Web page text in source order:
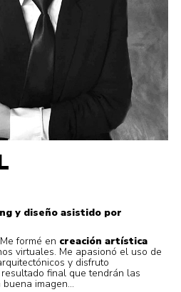
y diseño asistido por
formé en creación artística
virtuales. Me apasionó el uso de
y disfruto
final que tendrán las
imagen…